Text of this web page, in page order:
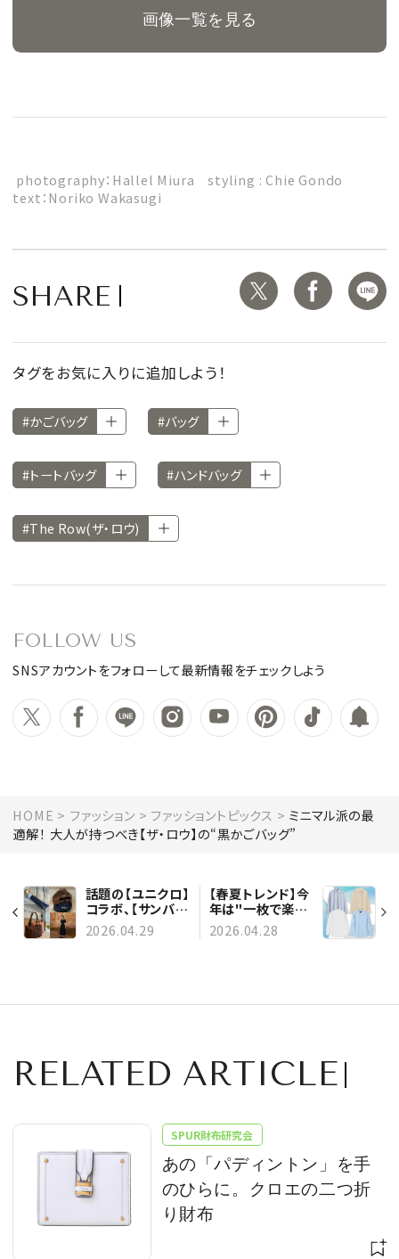
画像一覧を見る
photography：Hallel Miura styling : Chie Gondo
text：Noriko Wakasugi
SHARE
タグをお気に入りに追加しよう！
#かごバッグ #バッグ
#トートバッグ #ハンドバッグ
#The Row(ザ・ロウ)
FOLLOW US
SNSアカウントをフォローして最新情報をチェックしよう
HOME ファッション ファッショントピックス
ミニマル派の最
適解！ 大人が持つべき【ザ・ロウ】の“黒かごバッグ”
話題の【ユニクロ】
コラボ、【サンバリ
ア100】の日傘、
【ポロ ラルフ ロー
最新アイテム | 今
2026.04.29
【春夏トレンド】今
年は"一枚で楽し
むシャツスタイ
ル"が主役。選ぶ
2026.04.28
RELATED ARTICLE
SPUR財布研究会
あの「パディントン」を手
のひらに。クロエの二つ折
り財布